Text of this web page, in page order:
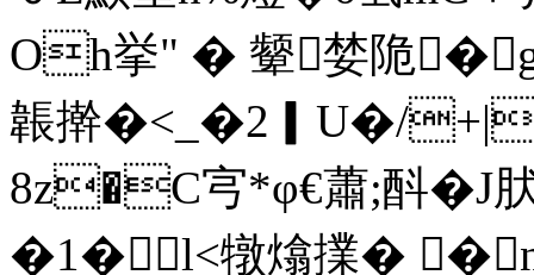
Oh挙" � 颦婪陒
韔擀�<_�2▎U�/
8z�C宆*φ€蕭;酙�J肰
�1�l<犜熻擈� �